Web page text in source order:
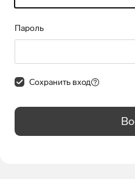
Пароль
Сохранить вход